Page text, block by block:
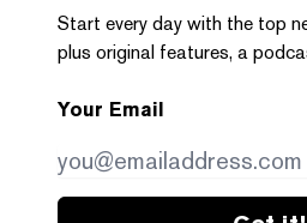
Start every day with the top
plus original features, a
Your Email